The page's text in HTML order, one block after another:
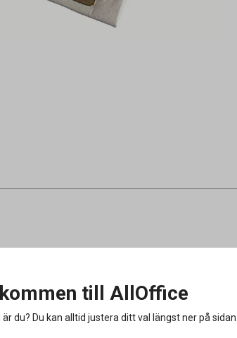
till AllOffice
du? Du kan alltid justera ditt val längst ner på